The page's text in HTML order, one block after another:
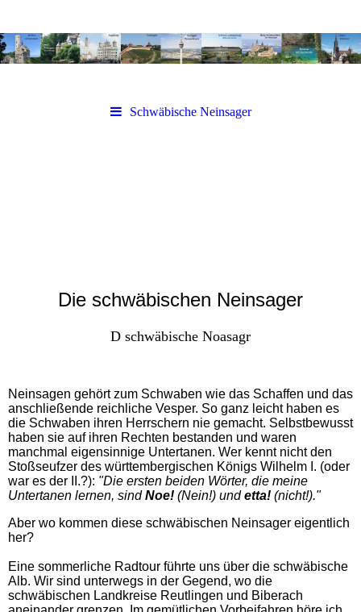
Schwäbische Neinsager
Die schwäbischen Neinsager
D schwäbische Noasagr
Neinsagen gehört zum Schwaben wie das Schaffen und das
anschließende reichliche Vesper. So ganz leicht haben es
die Schwaben ihren Herrschern nie gemacht. Selbstbewusst
haben sie auf ihren Rechten bestanden und waren
manchmal eigensinnige Untertanen. Wer kennt nicht den
Stoßseufzer des württembergischen Königs Wilhelm I. (oder
war es der II.?): "Die ersten beiden Wörter, die meine
Untertanen lernen, sindNoe! (Nein!) undetta! (nicht!)."
Aber wo kommen diese schwäbischen Neinsager eigentlich
her?
Eine sommerliche Radtour führte uns über die schwäbische
Alb. Wir sind unterwegs in der Gegend, wo die
schwäbischen Landkreise Reutlingen und Biberach